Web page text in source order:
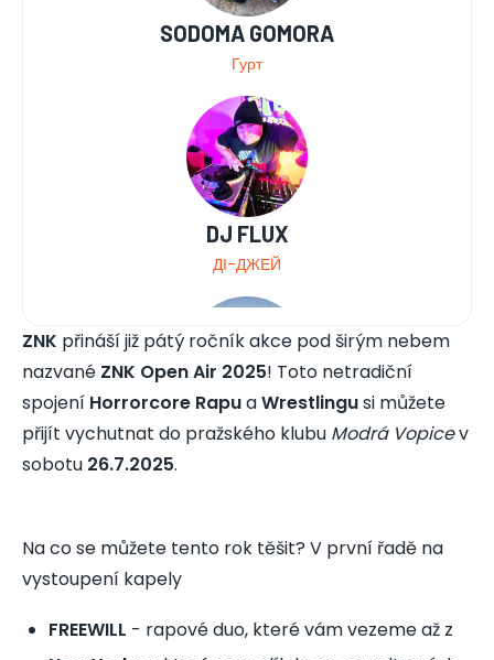
SODOMA GOMORA
Гурт
DJ FLUX
ДІ-ДЖЕЙ
DESADE
DJ BA2S
ZNK přináší již pátý ročník akce pod širým nebem
nazvané ZNK Open Air 2025! Toto netradiční
spojení Horrorcore RapuaWrestlingusi můžete
přijít vychutnat do pražského klubu Modrá Vopicev
sobotu 26.7.2025.
Na co se můžete tento rok těšit? V první řadě na
vystoupení kapely
FREEWILL - rapové duo, které vám vezeme až z